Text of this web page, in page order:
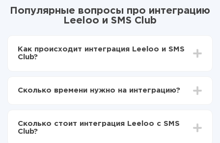
Популярные вопросы про интеграцию
Leeloo и SMS Club
Как происходит интеграция Leeloo и SMS
Club?
Выбираете какие данные передавать из Leeloo в
Теперь данные будут автоматически
передаваться из Leeloo в SMS Club
Сколько времени нужно на интеграцию?
отличаться и составлять от 5-ти до 30-минут. В
среднем настройка занимает 10-15 минут.
Сколько стоит интеграция Leeloo с SMS
Club?